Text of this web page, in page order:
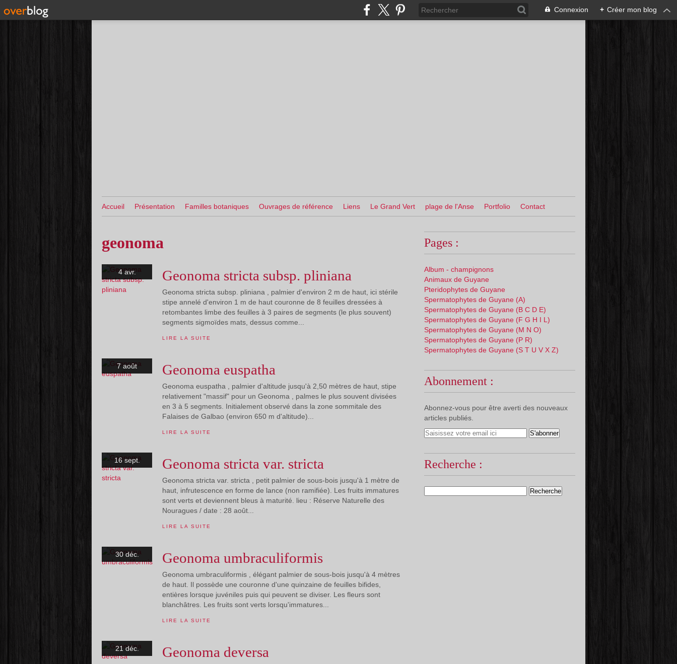
Connexion + Créer mon blog
Accueil Présentation Familles botaniques Ouvrages de référence Liens Le Grand Vert plage de l'Anse Portfolio Contact
geonoma
4 avr. Geonoma stricta subsp. pliniana
Geonoma stricta subsp. pliniana , palmier d'environ 2 m de haut, ici stérile
stipe annelé d'environ 1 m de haut couronne de 8 feuilles dressées à
retombantes limbe des feuilles à 3 paires de segments (le plus souvent)
segments sigmoïdes mats, dessus comme...
LIRE LA SUITE
7 août Geonoma euspatha
Geonoma euspatha , palmier d'altitude jusqu'à 2,50 mètres de haut, stipe
relativement "massif" pour un Geonoma , palmes le plus souvent divisées
en 3 à 5 segments. Initialement observé dans la zone sommitale des
Falaises de Galbao (environ 650 m d'altitude)...
LIRE LA SUITE
16 sept. Geonoma stricta var. stricta
Geonoma stricta var. stricta , petit palmier de sous-bois jusqu'à 1 mètre de
haut, infrutescence en forme de lance (non ramifiée). Les fruits immatures
sont verts et deviennent bleus à maturité. lieu : Réserve Naturelle des
Nouragues / date : 28 août...
LIRE LA SUITE
30 déc. Geonoma umbraculiformis
Geonoma umbraculiformis , élégant palmier de sous-bois jusqu'à 4 mètres
de haut. Il possède une couronne d'une quinzaine de feuilles bifides,
entières lorsque juvéniles puis qui peuvent se diviser. Les fleurs sont
blanchâtres. Les fruits sont verts lorsqu'immatures...
LIRE LA SUITE
21 déc. Geonoma deversa
Pages :
Album - champignons
Animaux de Guyane
Pteridophytes de Guyane
Spermatophytes de Guyane (A)
Spermatophytes de Guyane (B C D E)
Spermatophytes de Guyane (F G H I L)
Spermatophytes de Guyane (M N O)
Spermatophytes de Guyane (P R)
Spermatophytes de Guyane (S T U V X Z)
Abonnement :
Abonnez-vous pour être averti des nouveaux
articles publiés.
Recherche :